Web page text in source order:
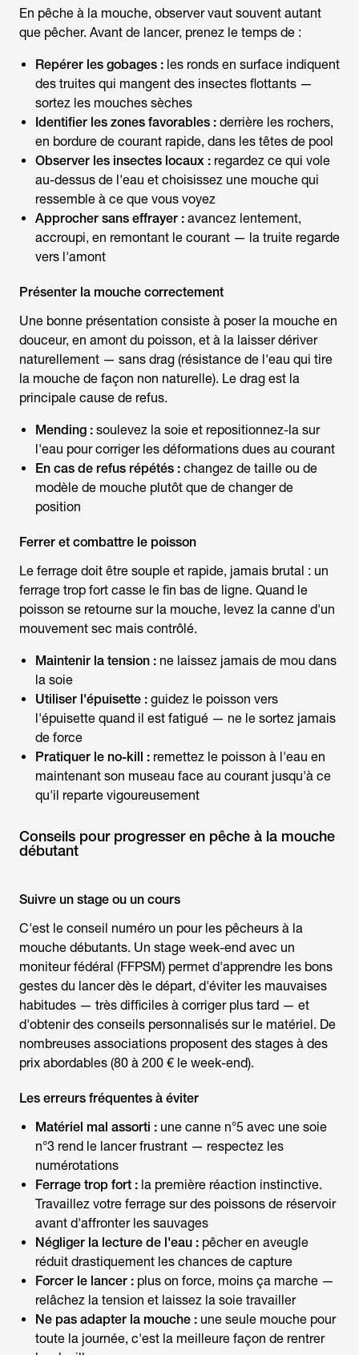
En pêche à la mouche, observer vaut souvent autant
que pêcher. Avant de lancer, prenez le temps de :
Repérer les gobages : les ronds en surface indiquent
des truites qui mangent des insectes flottants —
sortez les mouches sèches
Identifier les zones favorables : derrière les rochers,
en bordure de courant rapide, dans les têtes de pool
Observer les insectes locaux : regardez ce qui vole
au-dessus de l'eau et choisissez une mouche qui
ressemble à ce que vous voyez
Approcher sans effrayer : avancez lentement,
accroupi, en remontant le courant — la truite regarde
vers l'amont
Présenter la mouche correctement
Une bonne présentation consiste à poser la mouche en
douceur, en amont du poisson, et à la laisser dériver
naturellement — sans drag (résistance de l'eau qui tire
la mouche de façon non naturelle). Le drag est la
principale cause de refus.
Mending : soulevez la soie et repositionnez-la sur
l'eau pour corriger les déformations dues au courant
En cas de refus répétés : changez de taille ou de
modèle de mouche plutôt que de changer de
position
Ferrer et combattre le poisson
Le ferrage doit être souple et rapide, jamais brutal : un
ferrage trop fort casse le fin bas de ligne. Quand le
poisson se retourne sur la mouche, levez la canne d'un
mouvement sec mais contrôlé.
Maintenir la tension : ne laissez jamais de mou dans
la soie
Utiliser l'épuisette : guidez le poisson vers
l'épuisette quand il est fatigué — ne le sortez jamais
de force
Pratiquer le no-kill : remettez le poisson à l'eau en
maintenant son museau face au courant jusqu'à ce
qu'il reparte vigoureusement
Conseils pour progresser en pêche à la mouche
débutant
Suivre un stage ou un cours
C'est le conseil numéro un pour les pêcheurs à la
mouche débutants. Un stage week-end avec un
moniteur fédéral (FFPSM) permet d'apprendre les bons
gestes du lancer dès le départ, d'éviter les mauvaises
habitudes — très difficiles à corriger plus tard — et
d'obtenir des conseils personnalisés sur le matériel. De
nombreuses associations proposent des stages à des
prix abordables (80 à 200 € le week-end).
Les erreurs fréquentes à éviter
Matériel mal assorti : une canne n°5 avec une soie
n°3 rend le lancer frustrant — respectez les
numérotations
Ferrage trop fort : la première réaction instinctive.
Travaillez votre ferrage sur des poissons de réservoir
avant d'affronter les sauvages
Négliger la lecture de l'eau : pêcher en aveugle
réduit drastiquement les chances de capture
Forcer le lancer : plus on force, moins ça marche —
relâchez la tension et laissez la soie travailler
Ne pas adapter la mouche : une seule mouche pour
toute la journée, c'est la meilleure façon de rentrer